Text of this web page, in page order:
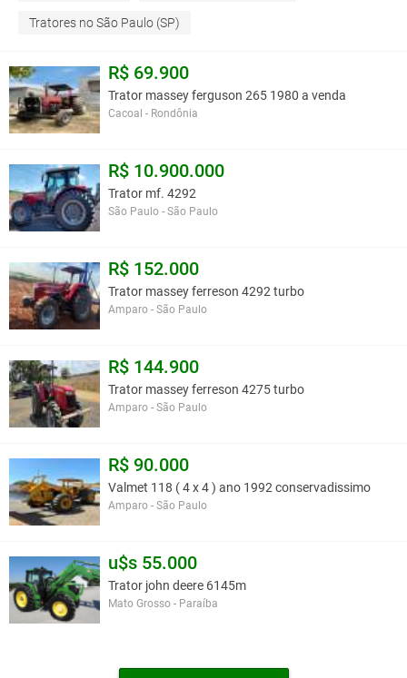
Tratores no São Paulo (SP)
R$ 69.900
Trator massey ferguson 265 1980 a venda
Cacoal - Rondônia
R$ 10.900.000
Trator mf. 4292
São Paulo - São Paulo
R$ 152.000
Trator massey ferreson 4292 turbo
Amparo - São Paulo
R$ 144.900
Trator massey ferreson 4275 turbo
Amparo - São Paulo
R$ 90.000
Valmet 118 ( 4 x 4 ) ano 1992 conservadissimo
Amparo - São Paulo
u$s 55.000
Trator john deere 6145m
Mato Grosso - Paraíba